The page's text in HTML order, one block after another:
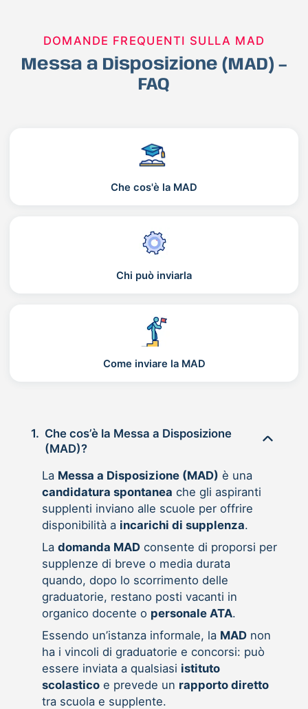
DOMANDE FREQUENTI SULLA MAD
Messa a Disposizione (MAD) –
FAQ
Che cos'è la MAD
Chi può inviarla
Come inviare la MAD
1. Che cos’è la Messa a Disposizione
(MAD)?
La Messa a Disposizione (MAD) è una
candidatura spontanea che gli aspiranti
supplenti inviano alle scuole per offrire
disponibilità a incarichi di supplenza.
La domanda MADconsente di proporsi per
supplenze di breve o media durata
quando, dopo lo scorrimento delle
graduatorie, restano posti vacanti in
organico docente o personale ATA.
Essendo un’istanza informale, la MADnon
ha i vincoli di graduatorie e concorsi: può
essere inviata a qualsiasi istituto
scolasticoe prevede un rapporto diretto
tra scuola e supplente.